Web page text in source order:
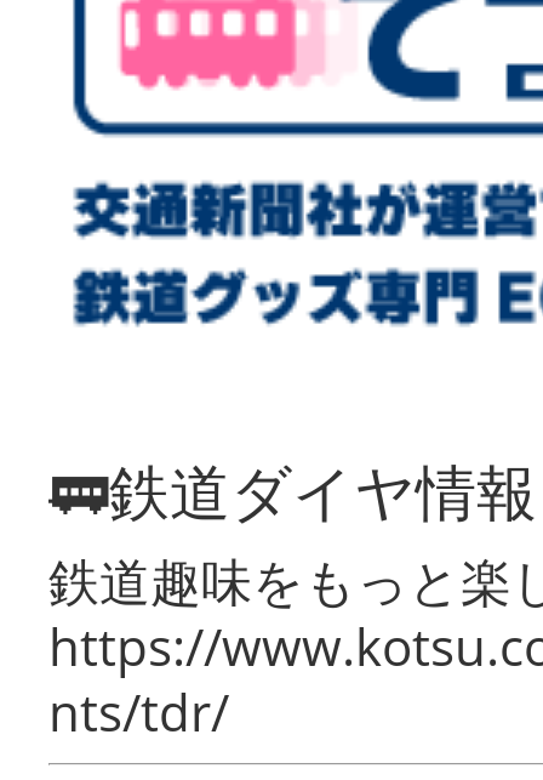
🚃鉄道ダイヤ情
鉄道趣味をもっと楽
https://
nts/tdr/